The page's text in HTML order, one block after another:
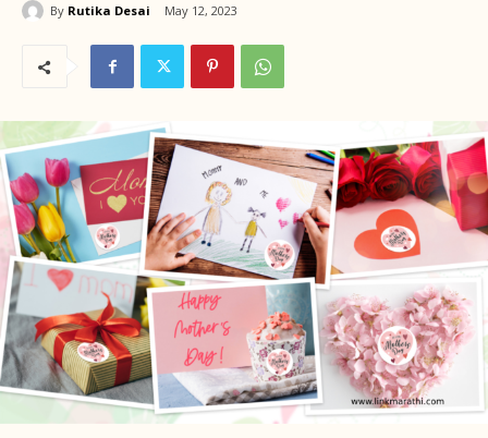
By Rutika Desai May 12, 2023